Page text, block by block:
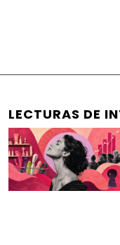
LECTURAS DE